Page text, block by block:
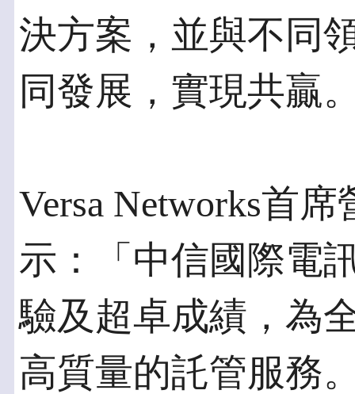
決方案，並與不同
同發展，實現共贏
Versa Networks首
示：「中信國際電
驗及超卓成績，為
高質量的託管服務